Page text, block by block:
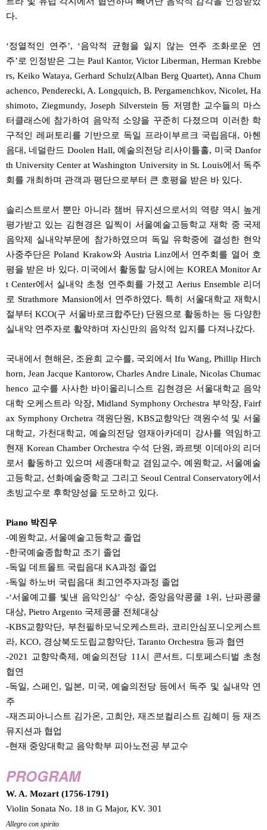
다.
‘정열적인 연주’, ‘음악적 균형을 잃지 않는 연주 조화로운 연
주’로 인정받은 그는 Paul Kantor, Victor Liberman, Herman Krebbe
rs, Keiko Wataya, Gerhard Schulz(Alban Berg Quartet), Anna Chum
achenco, Penderecki, A. Longquich, B. Pergamenchkov, Nicolet, Ha
shimoto, Ziegmundy, Joseph Silverstein 등 저명한 교수들의 마스
터클래스에 참가하여 음악적 소양을 꾸준히 다졌으며 이러한 학
구적인 레퍼토리를 기반으로 독일 프라이부르크 국립음대, 아헨
음대, 네덜란드 Doolen Hall, 예술의전당 리사이틀홀, 미국 Danfor
th University Center at Washington University in St. Louis에서 독주
회를 개최하며 관객과 평단으로부터 큰 호평을 받은 바 있다.
솔리스트로서 뿐만 아니라 챔버 뮤지션으로서의 역량 역시 높게
평가받고 있는 김현경은 일찍이 서울예술고등학교 재학 중 국제
음악제 실내악부문에 참가하였으며 독일 유학중에 결성한 현악
사중주단은 Poland Krakow와 Austria Linz에서 연주회를 열어 호
평을 받은 바 있다. 미국에서 활동할 당시에는 KOREA Monitor Ar
t Center에서 실내악 초청 연주회를 가졌고 Aerius Ensemble 리더
로 Strathmore Mansion에서 연주하였다. 특히 서울대학교 재학시
절부터 KCO(구 서울바로크합주단) 단원으로 활동하는 등 다양한
실내악 연주자로 활약하며 자신만의 음악적 입지를 다져나갔다.
국내에서 현해은, 조윤희 교수를, 국외에서 Ifu Wang, Phillip Hirch
horn, Jean Jacque Kantorow, Charles Andre Linale, Nicolas Chumac
henco 교수를 사사한 바이올리니스트 김현경은 서울대학교 음악
대학 오케스트라 악장, Midland Symphony Orchestra 부악장, Fairf
ax Symphony Orchetra 객원단원, KBS교향악단 객원수석 및 서울
대학교, 가천대학교, 예술의전당 영재아카데미 강사를 역임하고
현재 Korean Chamber Orchestra 수석 단원, 콰르텟 이데아의 리더
로서 활동하고 있으며 세종대학교 겸임교수, 예원학교, 서울예술
고등학교, 선화예술중학교 그리고 Seoul Central Conservatory에서
초빙교수로 후학양성을 도모하고 있다.
Piano 박진우
-예원학교, 서울예술고등학교 졸업
-한국예술종합학교 조기 졸업
-독일 데트몰트 국립음대 KA과정 졸업
-독일 하노버 국립음대 최고연주자과정 졸업
-‘서울예고를 빛낸 음악인상’ 수상, 중앙음악콩쿨 1위, 난파콩쿨
대상, Pietro Argento 국제콩쿨 전체대상
-KBS교향악단, 부천필하모닉오케스트라, 코리안심포니오케스트
라, KCO, 경상북도도립교향악단, Taranto Orchestra 등과 협연
-2021 교향악축제, 예술의전당 11시 콘서트, 디토페스티벌 초청
협연
-독일, 스페인, 일본, 미국, 예술의전당 등에서 독주 및 실내악 연
주
-재즈피아니스트 김가온, 고희안, 재즈보컬리스트 김혜미 등 재즈
뮤지션과 협업
-현재 중앙대학교 음악학부 피아노전공 부교수
PROGRAM
W. A. Mozart (1756-1791)
Violin Sonata No. 18 in G Major, KV. 301
Allegro con spirito